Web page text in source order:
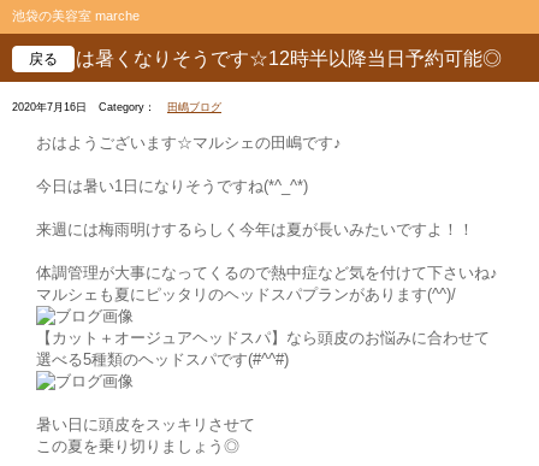
池袋の美容室 marche
今日は暑くなりそうです☆12時半以降当日予約可能◎
戻る
2020年7月16日 Category： 田嶋ブログ
おはようございます☆マルシェの田嶋です♪
今日は暑い1日になりそうですね(*^_^*)
来週には梅雨明けするらしく今年は夏が長いみたいですよ！！
体調管理が大事になってくるので熱中症など気を付けて下さいね♪
マルシェも夏にピッタリのヘッドスパプランがあります(^^)/
【カット＋オージュアヘッドスパ】なら頭皮のお悩みに合わせて
選べる5種類のヘッドスパです(#^^#)
暑い日に頭皮をスッキリさせて
この夏を乗り切りましょう◎